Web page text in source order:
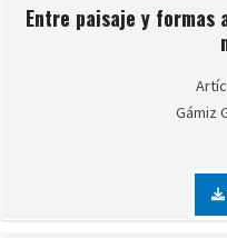
Entre paisaje y formas
Gámiz